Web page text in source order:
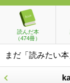
読んだ本
（474冊）
まだ「読みたい